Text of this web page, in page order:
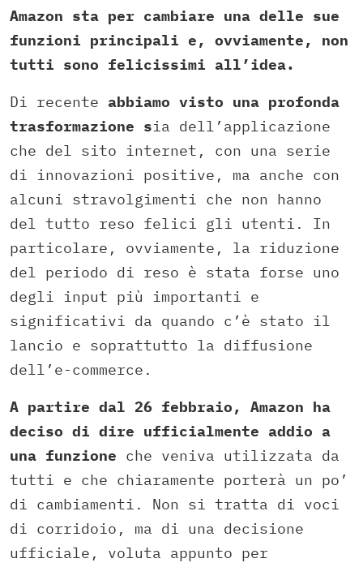
Amazon sta per cambiare una delle sue
funzioni principali e, ovviamente, non
tutti sono felicissimi all’idea.
Di recente abbiamo visto una profonda
trasformazione sia dell’applicazione
che del sito internet, con una serie
di innovazioni positive, ma anche con
alcuni stravolgimenti che non hanno
del tutto reso felici gli utenti. In
particolare, ovviamente, la riduzione
del periodo di reso è stata forse uno
degli input più importanti e
significativi da quando c’è stato il
lancio e soprattutto la diffusione
dell’e-commerce.
A partire dal 26 febbraio, Amazon ha
deciso di dire ufficialmente addio a
una funzione che veniva utilizzata da
tutti e che chiaramente porterà un po’
di cambiamenti. Non si tratta di voci
di corridoio, ma di una decisione
ufficiale, voluta appunto per